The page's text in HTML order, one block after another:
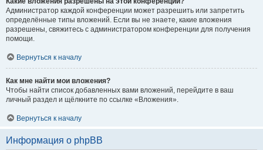
Администратор каждой конференции может разрешить или запретить
определённые типы вложений. Если вы не знаете, какие вложения
разрешены, свяжитесь с администратором конференции для получения
помощи.
Вернуться к началу
Как мне найти мои вложения?
Чтобы найти список добавленных вами вложений, перейдите в ваш
личный раздел и щёлкните по ссылке «Вложения».
Вернуться к началу
Информация о phpBB